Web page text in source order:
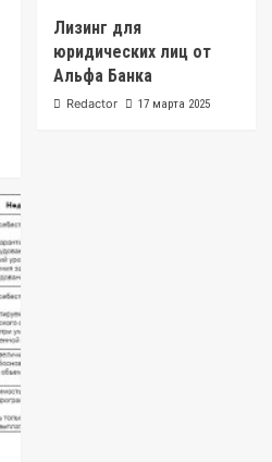
Лизинг для
юридических лиц от
Альфа Банка
Redactor 17 марта 2025